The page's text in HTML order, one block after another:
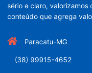
sério e claro, valorizamos
conteúdo que agrega
Paracatu-MG
(38) 99915-4652